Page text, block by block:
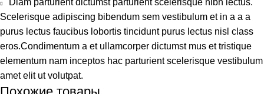
Scelerisque adipiscing bibendum sem vestibulum et in a a a
purus lectus faucibus lobortis tincidunt purus lectus nisl class
eros.Condimentum a et ullamcorper dictumst mus et tristique
elementum nam inceptos hac parturient scelerisque vestibulum
amet elit ut volutpat.